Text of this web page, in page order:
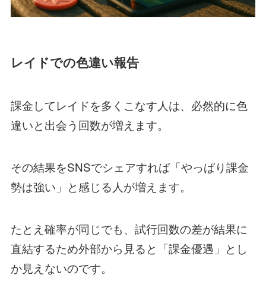
レイドでの色違い報告
課金してレイドを多くこなす人は、必然的に色
違いと出会う回数が増えます。
その結果をSNSでシェアすれば「やっぱり課金
勢は強い」と感じる人が増えます。
たとえ確率が同じでも、試行回数の差が結果に
直結するため外部から見ると「課金優遇」とし
か見えないのです。